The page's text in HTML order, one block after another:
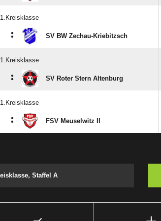
1.Kreisklasse
: SV BW Zechau-Kriebitzsch
1.Kreisklasse
: SV Roter Stern Altenburg
1.Kreisklasse
: FSV Meuselwitz II
Staffel A